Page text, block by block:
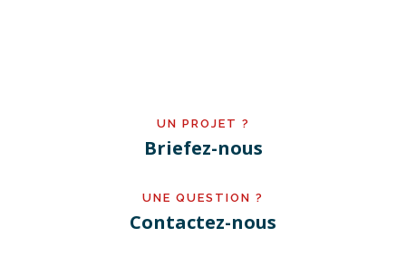
UN PROJET ?
Briefez-nous
UNE QUESTION ?
Contactez-nous